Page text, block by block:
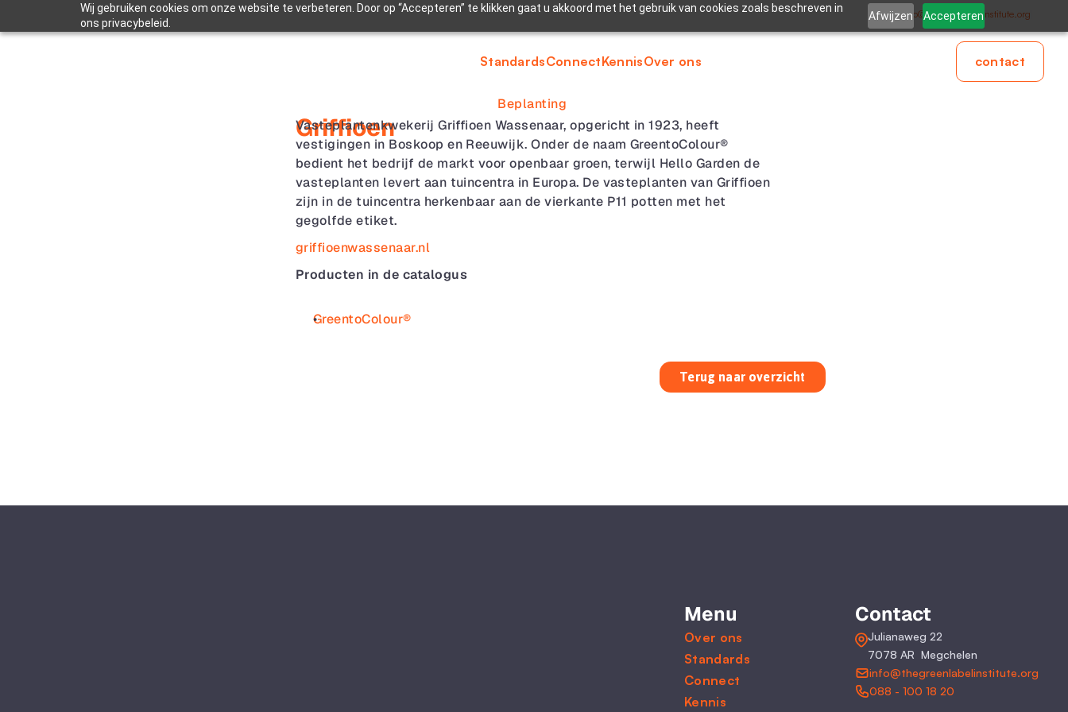
Wij gebruiken cookies om onze website te verbeteren. Door op “Accepteren” te klikken gaat u akkoord met het gebruik van cookies zoals beschreven in
ons privacybeleid.
Afwijzen Accepteren
info@thegreenlabelinstitute.org
StandardsConnectKennisOver ons contact
Beplanting
Griffioen
Vasteplantenkwekerij Griffioen Wassenaar, opgericht in 1923, heeft
vestigingen in Boskoop en Reeuwijk. Onder de naam GreentoColour®
bedient het bedrijf de markt voor openbaar groen, terwijl Hello Garden de
vasteplanten levert aan tuincentra in Europa. De vasteplanten van Griffioen
zijn in de tuincentra herkenbaar aan de vierkante P11 potten met het
gegolfde etiket.
griffioenwassenaar.nl
Producten in de catalogus
GreentoColour®
Terug naar overzicht
Menu
Over ons
Standards
Connect
Kennis
Contact
Julianaweg 22
7078 AR  Megchelen
info@thegreenlabelinstitute.org
088 - 100 18 20